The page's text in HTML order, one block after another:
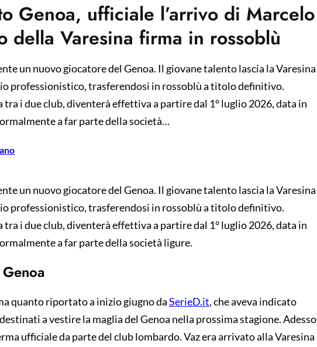
Genoa, ufficiale l’arrivo di Marcelo
della Varesina firma in rossoblù
un nuovo giocatore del Genoa. Il giovane talento lascia la Varesina
professionistico, trasferendosi in rossoblù a titolo definitivo.
tra i due club, diventerà effettiva a partire dal 1° luglio 2026, data in
a far parte della società…
un nuovo giocatore del Genoa. Il giovane talento lascia la Varesina
professionistico, trasferendosi in rossoblù a titolo definitivo.
tra i due club, diventerà effettiva a partire dal 1° luglio 2026, data in
a far parte della società ligure.
quanto riportato a inizio giugno daSerieD.it, che aveva indicato
a vestire la maglia del Genoa nella prossima stagione. Adesso
ufficiale da parte del club lombardo. Vaz era arrivato alla Varesina